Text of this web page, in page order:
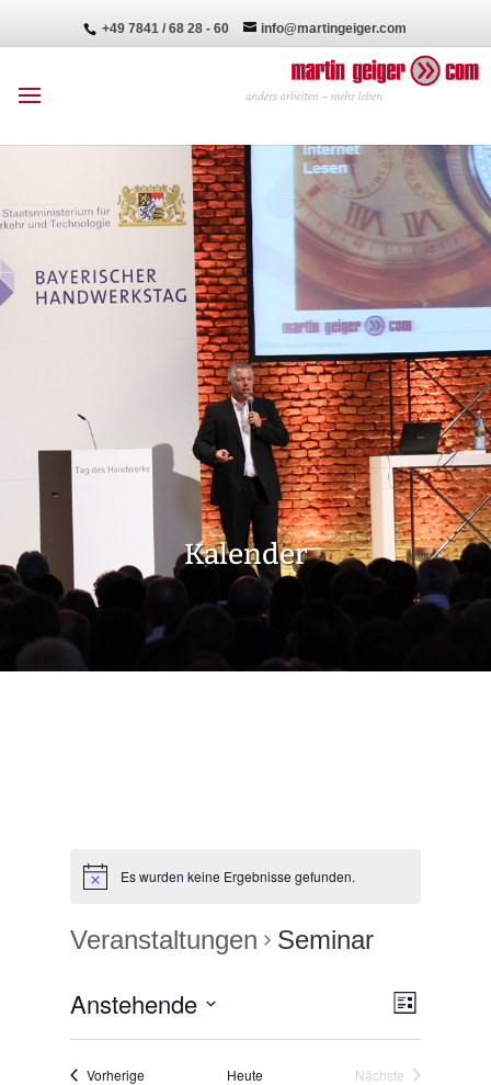
+49 7841 / 68 28 - 60 info@martingeiger.com
Kalender
Es wurden keine Ergebnisse gefunden.
Veranstaltungen Seminar
Liste
Anstehende
Datum
wählen.
Vorherige VeranstaltungenHeute
Nächste